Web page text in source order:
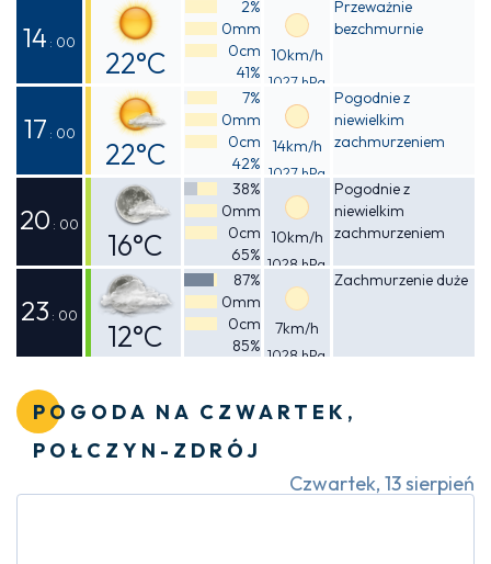
20°C
14 : 00
22°C
Odczuwalna
22°C
2%
0mm
0cm
41%
10km/h
1027 hPa
Przeważnie
bezchmurnie
17 : 00
22°C
Odczuwalna
21°C
7%
0mm
0cm
42%
14km/h
1027 hPa
Pogodnie z
niewielkim
zachmurzeniem
20 : 00
16°C
Odczuwalna
16°C
38%
0mm
0cm
65%
10km/h
1028 hPa
Pogodnie z
niewielkim
zachmurzeniem
23 : 00
12°C
87%
0mm
0cm
85%
7km/h
1028 hPa
Zachmurzenie duże
POGODA NA CZWARTEK,
POŁCZYN-ZDRÓJ
Czwartek, 13 sierpień